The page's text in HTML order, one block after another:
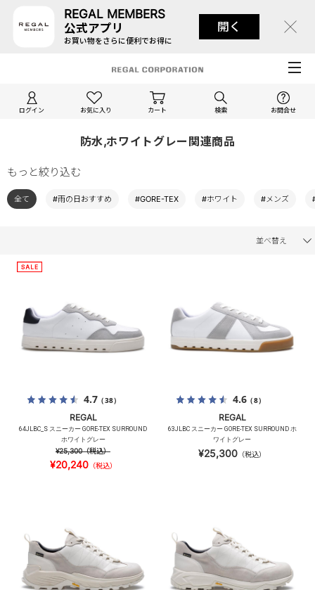
REGAL MEMBERS
公式アプリ
お買い物をさらに便利でお得に
開く
ログイン お気に入り カート 検索 お問合せ
防水,ホワイトグレー関連商品
もっと絞り込む
全て #雨の日おすすめ #GORE-TEX #ホワイト #メンズ
並べ替え
4.7（38）
REGAL
64JLBC_S スニーカー GORE-TEX SURROUND
ホワイトグレー
¥25,300（税込）
¥20,240（税込）
4.6（8）
REGAL
63JLBC スニーカー GORE-TEX SURROUND ホ
ワイトグレー
¥25,300 （税込）